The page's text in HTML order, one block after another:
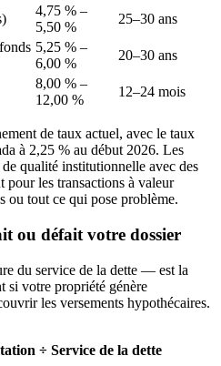
4,75 % –
5,50 %
25–30 ans
5,25 % –
6,00 %
20–30 ans
8,00 % –
12,00 %
12–24 mois
de taux actuel, avec le taux
à 2,25 % au début 2026. Les
qualité institutionnelle avec des
pour les transactions à valeur
ou tout ce qui pose problème.
ou défait votre dossier
du service de la dette — est la
si votre propriété génère
les versements hypothécaires.
÷ Service de la dette